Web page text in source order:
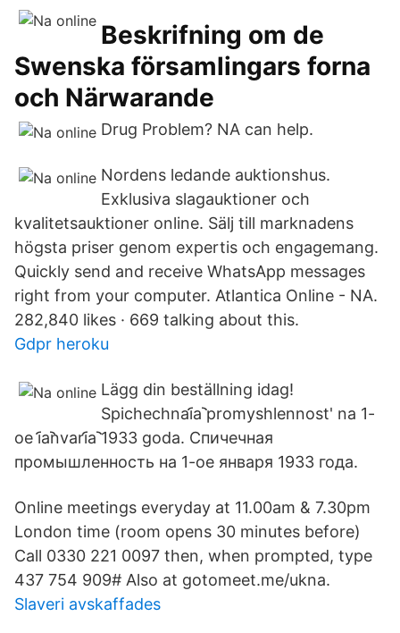
Beskrifning om de
Swenska församlingars forna
och Närwarande
Drug Problem? NA can help.
Nordens ledande auktionshus.
Exklusiva slagauktioner och
kvalitetsauktioner online. Sälj till marknadens
högsta priser genom expertis och engagemang.
Quickly send and receive WhatsApp messages
right from your computer. Atlantica Online - NA.
282,840 likes · 669 talking about this.
Gdpr heroku
Lägg din beställning idag!
Spichechnai︠a︡ promyshlennost' na 1-
oe i︠a︡nvari︠a︡ 1933 goda. Спичечная
промышленность на 1-ое января 1933 года.
Online meetings everyday at 11.00am & 7.30pm
London time (room opens 30 minutes before)
Call 0330 221 0097 then, when prompted, type
437 754 909# Also at gotomeet.me/ukna.
Slaveri avskaffades